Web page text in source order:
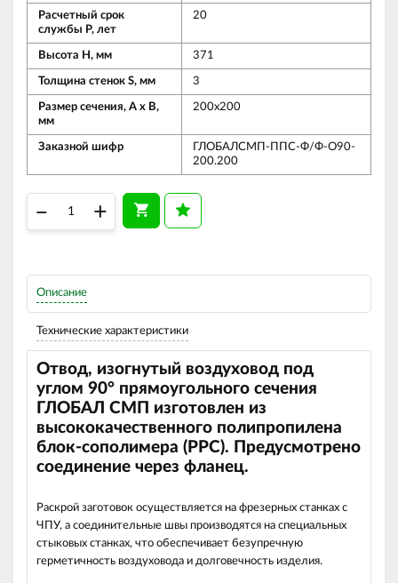
Расчетный срок
службы Р, лет
20
Высота Н, мм 371
Толщина стенок S, мм 3
Размер сечения, А х В,
мм
200х200
Заказной шифр
ГЛОБАЛСМП-ППС-Ф/Ф-О90-
200.200
– +
Описание
Технические характеристики
Отвод, изогнутый воздуховод под
углом 90° прямоугольного сечения
ГЛОБАЛ СМП изготовлен из
высококачественного полипропилена
блок-сополимера (РРС). Предусмотрено
соединение через фланец.
Раскрой заготовок осуществляется на фрезерных станках с
ЧПУ, а соединительные швы производятся на специальных
стыковых станках, что обеспечивает безупречную
герметичность воздуховода и долговечность изделия.